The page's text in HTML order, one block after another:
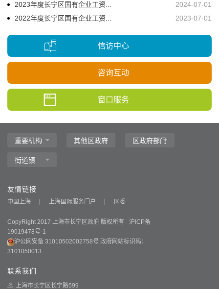
2023年度长宁区国有企业工资...
2024-07-01
2022年度长宁区国有企业工资...
2023-07-01
信访中心
咨询互动
窗口服务
友情链接
中国上海 上海国际服务门户 区委
CopyRight 2017 上海市长宁区政府 版权所有
沪ICP备
19019478号-1
沪公网安备 31010502002758号 政府网站标识码：
3101050013
联系我们
上海市长宁区长宁路599